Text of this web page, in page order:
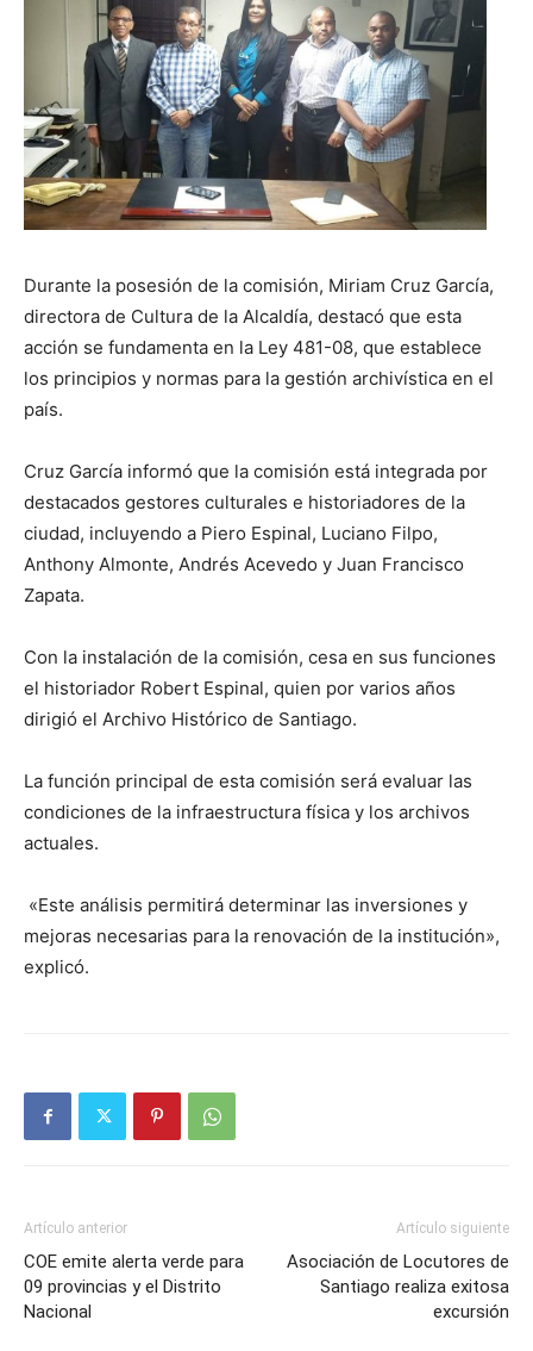
Durante la posesión de la comisión, Miriam Cruz García,
directora de Cultura de la Alcaldía, destacó que esta
acción se fundamenta en la Ley 481-08, que establece
los principios y normas para la gestión archivística en el
país.
Cruz García informó que la comisión está integrada por
destacados gestores culturales e historiadores de la
ciudad, incluyendo a Piero Espinal, Luciano Filpo,
Anthony Almonte, Andrés Acevedo y Juan Francisco
Zapata.
Con la instalación de la comisión, cesa en sus funciones
el historiador Robert Espinal, quien por varios años
dirigió el Archivo Histórico de Santiago.
La función principal de esta comisión será evaluar las
condiciones de la infraestructura física y los archivos
actuales.
«Este análisis permitirá determinar las inversiones y
mejoras necesarias para la renovación de la institución»,
explicó.
Artículo anterior
COE emite alerta verde para
09 provincias y el Distrito
Nacional
Artículo siguiente
Asociación de Locutores de
Santiago realiza exitosa
excursión